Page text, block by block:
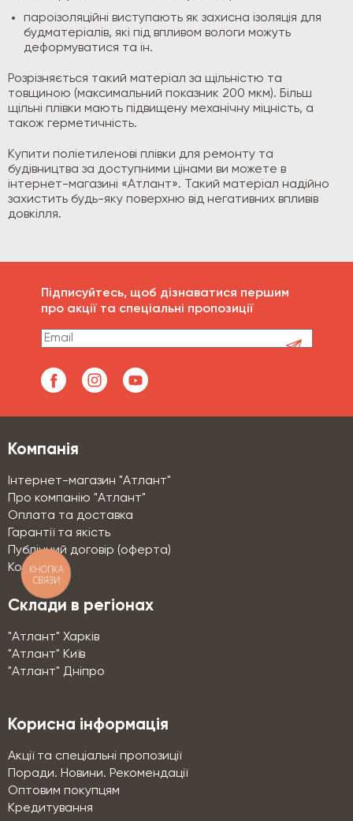
пароізоляційні виступають як захисна ізоляція для
будматеріалів, які під впливом вологи можуть
деформуватися та ін.
Розрізняється такий матеріал за щільністю та
товщиною (максимальний показник 200 мкм). Більш
щільні плівки мають підвищену механічну міцність, а
також герметичність.
Купити поліетиленові плівки для ремонту та
будівництва за доступними цінами ви можете в
інтернет-магазині «Атлант». Такий матеріал надійно
захистить будь-яку поверхню від негативних впливів
довкілля.
Підписуйтесь, щоб дізнаватися першим
про акції та спеціальні пропозиції
Компанія
Інтернет-магазин "Атлант"
Про компанію "Атлант"
Оплата та доставка
Гарантії та якість
Публічний договір (оферта)
Контакти
Склади в регіонах
"Атлант" Харків
"Атлант" Київ
"Атлант" Дніпро
Корисна інформація
Акції та спеціальні пропозиції
Поради. Новини. Рекомендації
Оптовим покупцям
Кредитування
КНОПКА
СВЯЗИ